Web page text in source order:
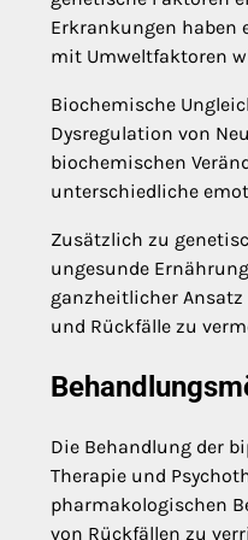
Erkrankungen haben
mit Umweltfaktoren
Biochemische
Dysregulation von
biochemischen
unterschiedliche
Zusätzlich zu
ungesunde
ganzheitlicher
und Rückfälle zu
Die Behandlung der
Therapie und
pharmakologischen
von Rückfällen zu